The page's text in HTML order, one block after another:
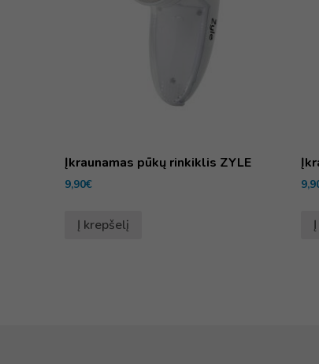
Įkraunamas pūkų rinkiklis ZYLE
9,90€
Į krepšelį